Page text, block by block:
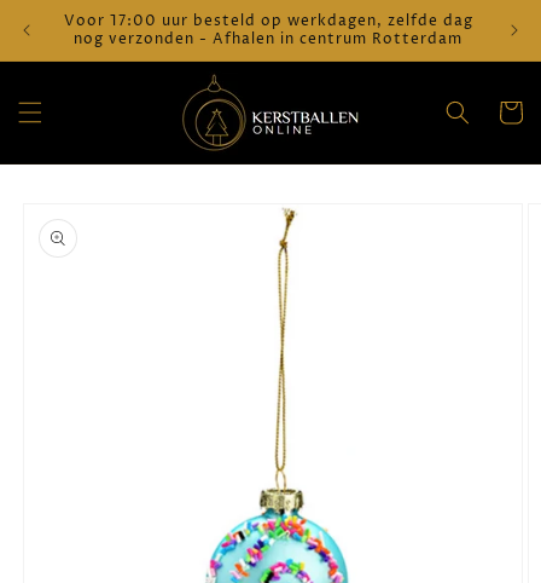
naar de
content
Voor 17:00 uur besteld op werkdagen, zelfde dag
nog verzonden - Afhalen in centrum Rotterdam